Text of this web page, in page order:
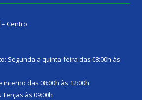
– Centro
Segunda a quinta-feira das 08:00h às
das 08:00h às 12:00h
às 09:00h